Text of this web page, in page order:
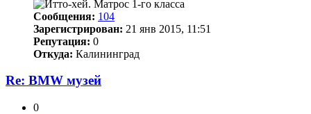
Сообщения: 104
Зарегистрирован: 21 янв 2015, 11:51
Репутация: 0
Откуда: Калининград
Re: BMW музей
0